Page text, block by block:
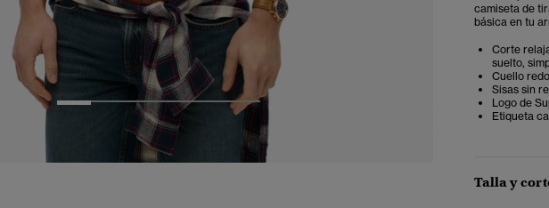
3 4 6
camiseta de
básica en tu
Corte
suelto,
Cuello
Sisas sin
Logo de
Etiqueta
Talla y